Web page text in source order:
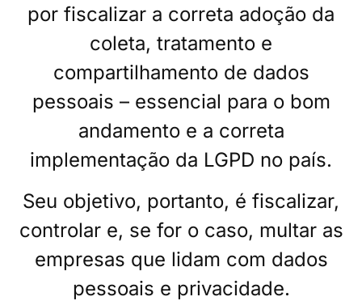
por fiscalizar a correta adoção da
coleta, tratamento e
compartilhamento de dados
pessoais – essencial para o bom
andamento e a correta
implementação da LGPD no país.
Seu objetivo, portanto, é fiscalizar,
controlar e, se for o caso, multar as
empresas que lidam com dados
pessoais e privacidade.